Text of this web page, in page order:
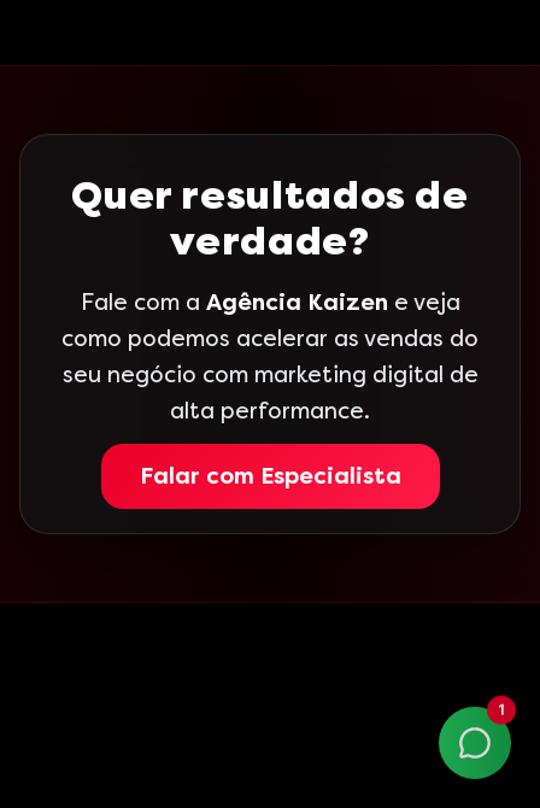
Quer resultados de
verdade?
Fale com a Agência Kaizen e veja
como podemos acelerar as vendas do
seu negócio com marketing digital de
alta performance.
Falar com Especialista
1